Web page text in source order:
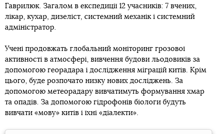
Гаврилюк. Загалом в експедиції 12 учасників: 7 вчених,
лікар, кухар, дизеліст, системний механік і системний
адміністратор.
Учені продовжать глобальний моніторинг грозової
активності в атмосфері, вивчення будови льодовиків за
допомогою георадара і дослідження міграцій китів. Крім
цього, буде розпочато низку нових досліджень. За
допомогою метеорадару вивчатимуть формування хмар
та опадів. За допомогою гідрофонів біологи будуть
вивчати «мову» китів і їхні «діалекти».